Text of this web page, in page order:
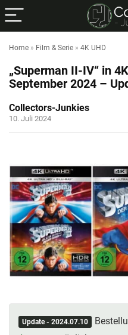
Home » Film & Serie » 4K UHD
„Superman II-IV“ in
September 2024 –
Collectors-Junkies
10. Juli 2024
Update - 2024.07.10